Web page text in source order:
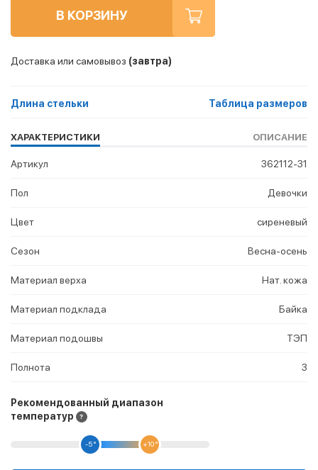
В КОРЗИНУ
Доставка или самовывоз (завтра)
Длина стельки Таблица размеров
ХАРАКТЕРИСТИКИ ОПИСАНИЕ
Артикул 362112-31
Пол Девочки
Цвет сиреневый
Сезон Весна-осень
Материал верха Нат. кожа
Материал подклада Байка
Материал подошвы ТЭП
Полнота 3
Рекомендованный диапазон
температур
-5 ° +10 °